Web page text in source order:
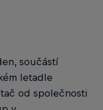
součástí
letadle
od společnosti